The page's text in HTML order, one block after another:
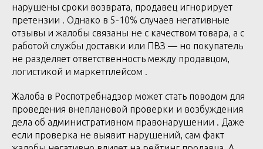
нарушены сроки возврата, продавец игнорирует
претензии . Однако в 5-10% случаев негативные
отзывы и жалобы связаны не с качеством товара, а с
работой службы доставки или ПВЗ — но покупатель
не разделяет ответственность между продавцом,
логистикой и маркетплейсом .
Жалоба в Роспотребнадзор может стать поводом для
проведения внеплановой проверки и возбуждения
дела об административном правонарушении . Даже
если проверка не выявит нарушений, сам факт